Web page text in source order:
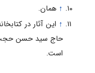
↑ همان.
↑ این آثار در
حاج سید حسن حجت
است.